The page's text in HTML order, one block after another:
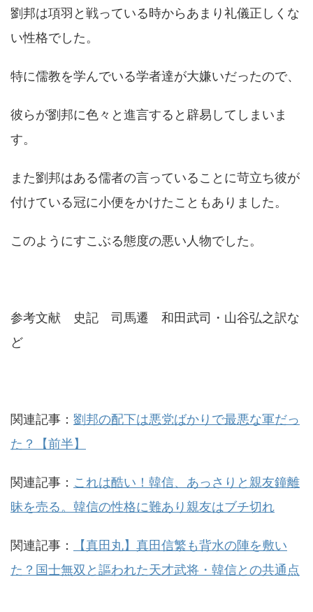
劉邦は項羽と戦っている時からあまり礼儀正しくな
い性格でした。
特に儒教を学んでいる学者達が大嫌いだったので、
彼らが劉邦に色々と進言すると辟易してしまいま
す。
また劉邦はある儒者の言っていることに苛立ち彼が
付けている冠に小便をかけたこともありました。
このようにすこぶる態度の悪い人物でした。
参考文献 史記 司馬遷 和田武司・山谷弘之訳な
ど
関連記事： 劉邦の配下は悪党ばかりで最悪な軍だっ
た？【前半】
関連記事： これは酷い！韓信、あっさりと親友鐘離
昧を売る。韓信の性格に難あり親友はブチ切れ
関連記事：
【真田丸】真田信繁も背水の陣を敷い
た？国士無双と謳われた天才武将・韓信との共通点